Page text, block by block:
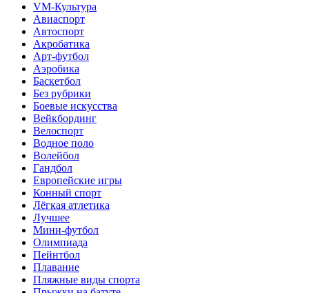
VM-Культура
Авиаспорт
Автоспорт
Акробатика
Арт-футбол
Аэробика
Баскетбол
Без рубрики
Боевые искусства
Вейкбординг
Велоспорт
Водное поло
Волейбол
Гандбол
Европейские игры
Конный спорт
Лёгкая атлетика
Лучшее
Мини-футбол
Олимпиада
Пейнтбол
Плавание
Пляжные виды спорта